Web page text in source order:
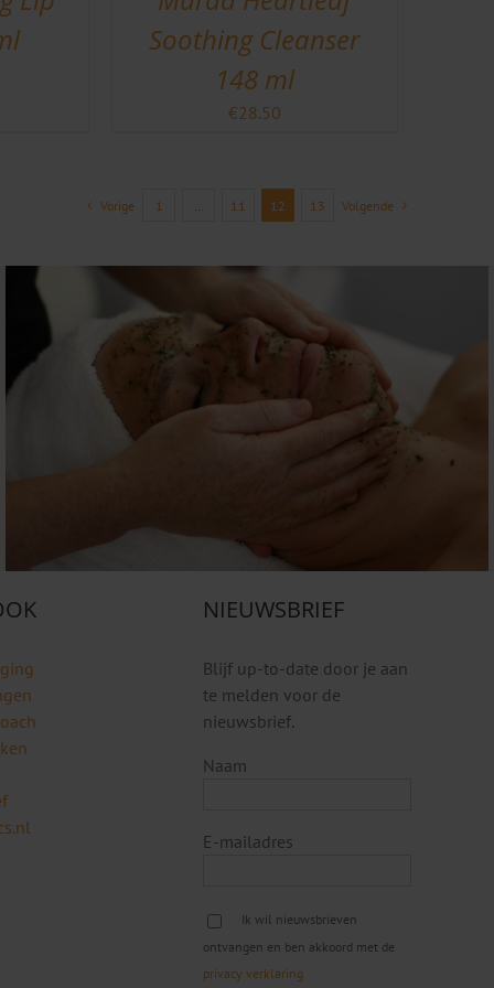
Soothing Cleanser
148 ml
€28.50
Vorige 1 11 12 13 Volgende
NIEUWSBRIEF
Blijf up-to-date door je aan
te melden voor de
nieuwsbrief.
Naam
E-mailadres
Ik wil nieuwsbrieven
ontvangen en ben akkoord met de
privacy verklaring